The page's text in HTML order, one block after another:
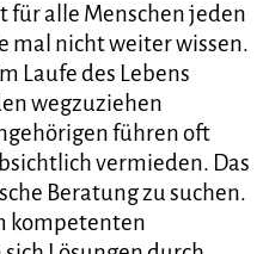
für alle Menschen jeden
mal nicht weiter wissen.
Laufe des Lebens
wegzuziehen
führen oft
vermieden. Das
Beratung zu suchen.
kompetenten